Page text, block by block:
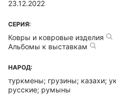
23.12.2022
СЕРИЯ:
Ковры и ковровые изделия
Альбомы к выставкам
НАРОД:
туркмены; грузины; казахи;
русские; румыны